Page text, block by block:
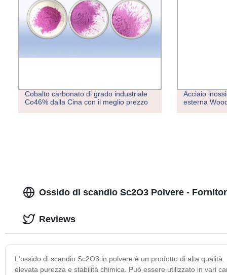
Cobalto carbonato di grado industriale
Co46% dalla Cina con il meglio prezzo
Acciaio
esterna
Ossido di scandio Sc2O3 Polvere -
L'ossido di scandio Sc2O3 in polvere è un prodotto di alta
elevata purezza e stabilità chimica. Può essere utilizzato in vari
Reviews